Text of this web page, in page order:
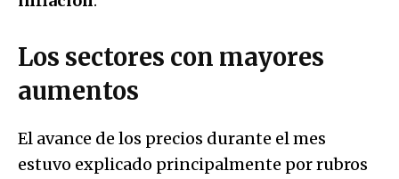
Los sectores con mayores
aumentos
El avance de los precios durante el mes
estuvo explicado principalmente por rubros